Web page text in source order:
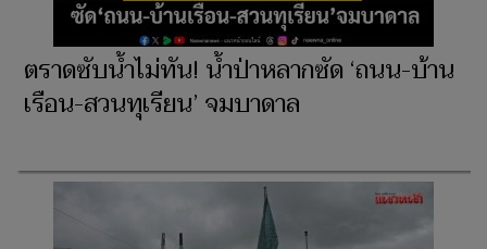
ตราดซับน้ำไม่ทัน! น้ำป่าหลากซัด ‘ถนน-บ้าน
เรือน-สวนทุเรียน’ จมบาดาล